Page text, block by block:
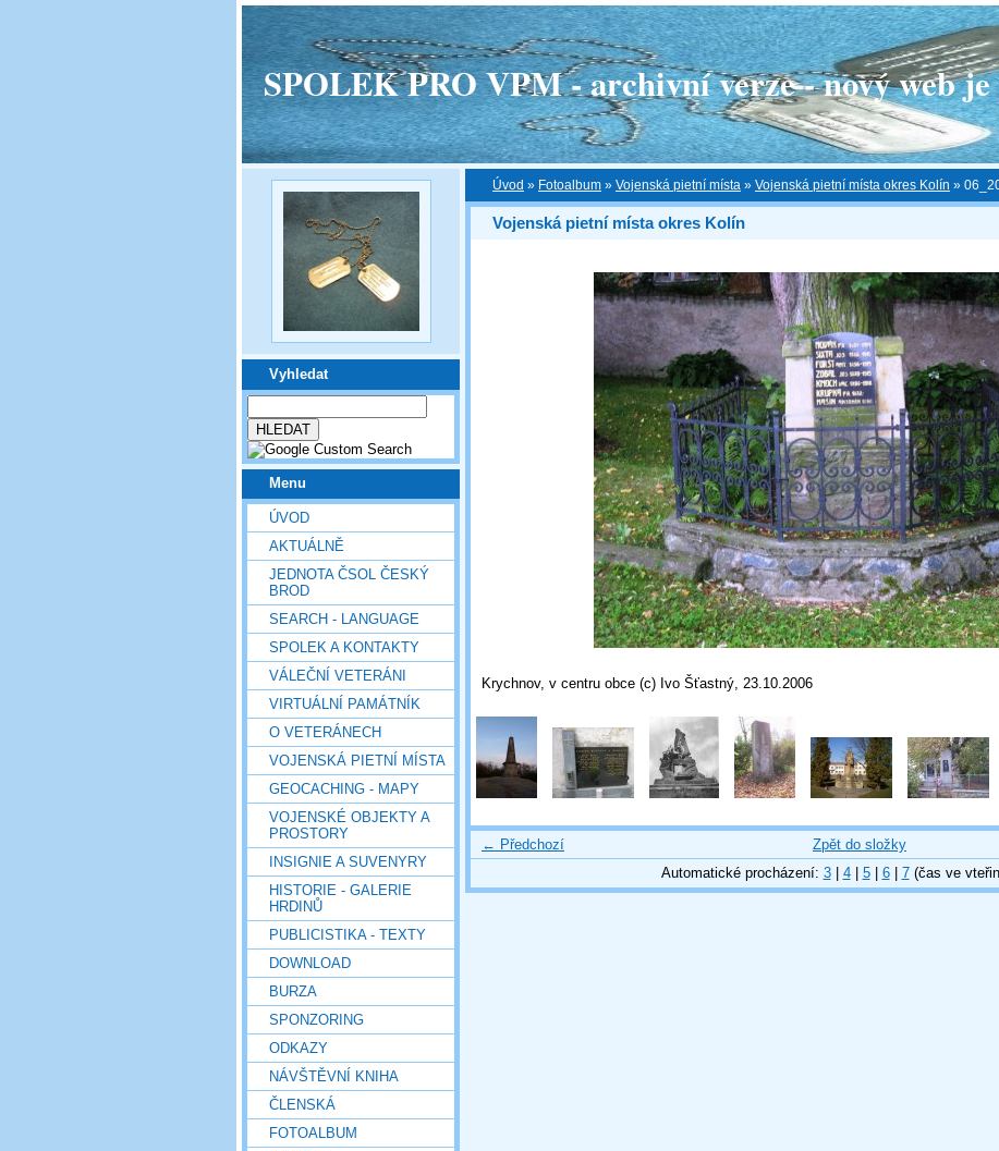
SPOLEK PRO VPM - archivní verze - nový web je
Vyhledat
Menu
ÚVOD
AKTUÁLNĚ
JEDNOTA ČSOL ČESKÝ
BROD
SEARCH - LANGUAGE
SPOLEK A KONTAKTY
VÁLEČNÍ VETERÁNI
VIRTUÁLNÍ PAMÁTNÍK
O VETERÁNECH
VOJENSKÁ PIETNÍ MÍSTA
GEOCACHING - MAPY
VOJENSKÉ OBJEKTY A
PROSTORY
INSIGNIE A SUVENYRY
HISTORIE - GALERIE
HRDINŮ
PUBLICISTIKA - TEXTY
DOWNLOAD
BURZA
SPONZORING
ODKAZY
NÁVŠTĚVNÍ KNIHA
ČLENSKÁ
FOTOALBUM
Úvod » Fotoalbum » Vojenská pietní místa » Vojenská pietní místa okres Kolín »
Vojenská pietní místa okres Kolín
Krychnov, v centru obce (c) Ivo Šťastný, 23.10.2006
← Předchozí
Zpět do složky
Automatické procházení: 3| 4| 5| 6| 7(čas ve